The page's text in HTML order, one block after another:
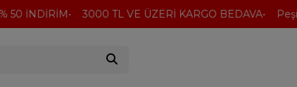
İNDİRİM 3000 TL VE ÜZERİ KARGO BEDAVA Peşin